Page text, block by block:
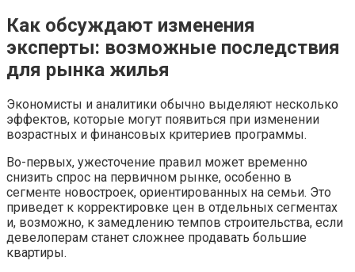
Как обсуждают изменения
эксперты: возможные последствия
для рынка жилья
Экономисты и аналитики обычно выделяют несколько
эффектов, которые могут появиться при изменении
возрастных и финансовых критериев программы.
Во-первых, ужесточение правил может временно
снизить спрос на первичном рынке, особенно в
сегменте новостроек, ориентированных на семьи. Это
приведет к корректировке цен в отдельных сегментах
и, возможно, к замедлению темпов строительства, если
девелоперам станет сложнее продавать большие
квартиры.